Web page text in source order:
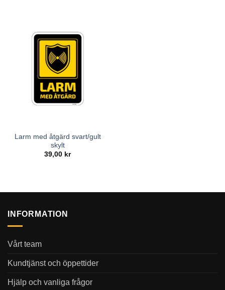
Larm med åtgärd svart/gult
skylt
39,00 kr
INFORMATION
Vårt team
Kundtjänst och öppettider
Hjälp och vanliga frågor